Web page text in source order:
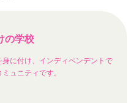
の学校
身に付け、インディペンデントで
ュニティです。